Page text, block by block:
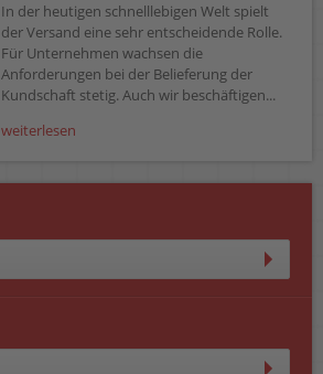
In der heutigen schnelllebigen Welt spielt
der Versand eine sehr entscheidende Rolle.
Für Unternehmen wachsen die
Anforderungen bei der Belieferung der
Kundschaft stetig. Auch wir beschäftigen...
weiterlesen